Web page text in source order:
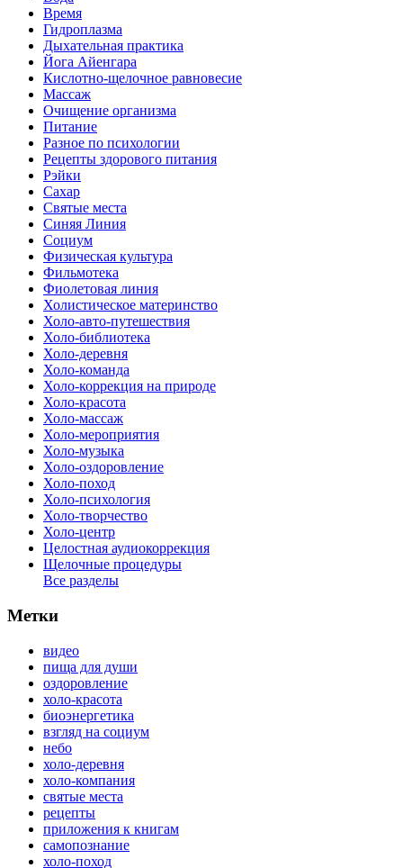
Время
Гидроплазма
Дыхательная практика
Йога Айенгара
Кислотно-щелочное равновесие
Массаж
Очищение организма
Питание
Разное по психологии
Рецепты здорового питания
Рэйки
Сахар
Святые места
Синяя Линия
Социум
Физическая культура
Фильмотека
Фиолетовая линия
Холистическое материнство
Холо-авто-путешествия
Холо-библиотека
Холо-деревня
Холо-команда
Холо-коррекция на природе
Холо-красота
Холо-массаж
Холо-мероприятия
Холо-музыка
Холо-оздоровление
Холо-поход
Холо-психология
Холо-творчество
Холо-центр
Целостная аудиокоррекция
Щелочные процедуры
Все разделы
Метки
видео
пища для души
оздоровление
холо-красота
биоэнергетика
взгляд на социум
небо
холо-деревня
холо-компания
святые места
рецепты
приложения к книгам
самопознание
холо-поход